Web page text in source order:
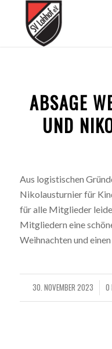
ABSAGE
UND
Aus logistischen
Nikolausturnier für
für alle Mitglieder
Mitgliedern eine
Weihnachten und
30. NOVEMBER 2023
/ 0